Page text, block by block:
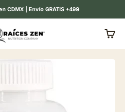
CDMX | Envío GRATIS +499
Zen Carrito